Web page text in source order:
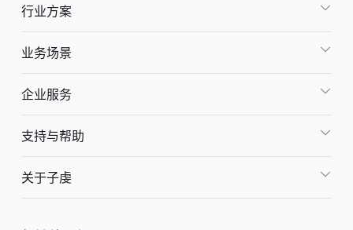
行业方案
业务场景
企业服务
支持与帮助
关于子虔